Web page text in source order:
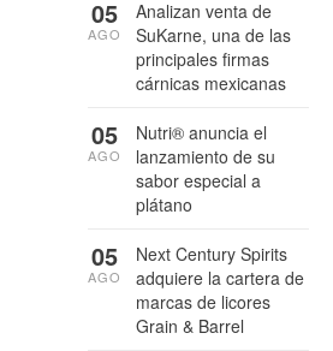
Analizan venta de
SuKarne, una de las
principales firmas
cárnicas mexicanas
05
AGO
Nutri® anuncia el
lanzamiento de su
sabor especial a
plátano
05
AGO
Next Century Spirits
adquiere la cartera de
marcas de licores
Grain & Barrel
05
AGO